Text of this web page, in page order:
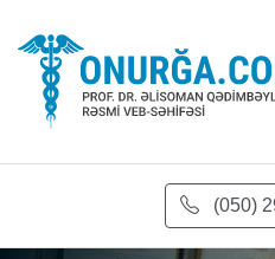
(050)